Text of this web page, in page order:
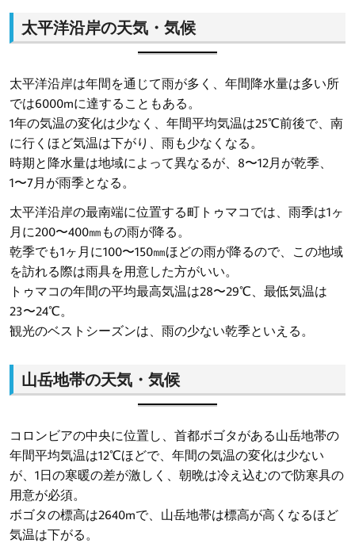
太平洋沿岸の天気・気候
太平洋沿岸は年間を通じて雨が多く、年間降水量は多い所
では6000mに達することもある。
1年の気温の変化は少なく、年間平均気温は25℃前後で、南
に行くほど気温は下がり、雨も少なくなる。
時期と降水量は地域によって異なるが、8〜12月が乾季、
1〜7月が雨季となる。
太平洋沿岸の最南端に位置する町トゥマコでは、雨季は1ヶ
月に200〜400㎜もの雨が降る。
乾季でも1ヶ月に100〜150㎜ほどの雨が降るので、この地域
を訪れる際は雨具を用意した方がいい。
トゥマコの年間の平均最高気温は28〜29℃、最低気温は
23〜24℃。
観光のベストシーズンは、雨の少ない乾季といえる。
山岳地帯の天気・気候
コロンビアの中央に位置し、首都ボゴタがある山岳地帯の
年間平均気温は12℃ほどで、年間の気温の変化は少ない
が、1日の寒暖の差が激しく、朝晩は冷え込むので防寒具の
用意が必須。
ボゴタの標高は2640mで、山岳地帯は標高が高くなるほど
気温は下がる。